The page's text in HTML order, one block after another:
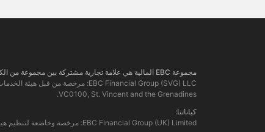
مجموعة EBC المالية هي علامة تجارية مشتركة بين مجموعة من الكيانات المنفصلة، ​​كل منها مرخصة ومنظمة من قبل سلطتها المالية المعنية.
VC0100, St. Vincent and the Grenadines.
كياناتنا:
EBC Financial Group (UK) Limited: مرخصة وخاضعة لتنظيم هيئة السلوك المالي. رقم المرجع: 927552. الموقع الإلكتروني: